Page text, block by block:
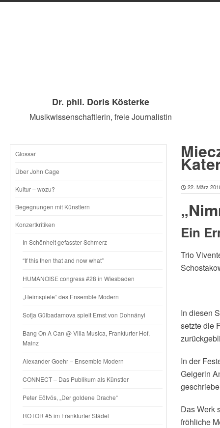
Dr. phil. Doris Kösterke
Musikwissenschaftlerin, freie Journalistin
SKIP
CONTENT
Glossar
Über John Cage
Kultur – wozu?
Begegnungen mit Künstlern
Konzertkritiken
In Schönheit gefasster Schmerz
“If this then that and now what”
HUMANOISE congress #28 in Wiesbaden
„Heimspiele“ des Ensemble Modern
Sofja Gülbadamova spielt Ernst von Dohnányi
Bang On A Can @ Villa Musica, Frankfurter Hof,
Mainz
Alexander Goehr – Ensemble Modern
CONNECT – Das Publikum als Künstler
Peter Eötvös, „Der goldene Drache“
ROTOR #5 im Frankfurter Städel
22. März
Ein
Trio
In diesen
setzte die
In der
Geigerin
Das Werk
fröhliche